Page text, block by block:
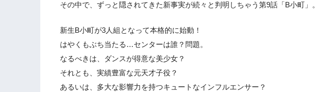
その中で、ずっと隠されてきた新事実が続々と判明しちゃう第9話「B小町」。
新生B小町が3人組となって本格的に始動！
はやくもぶち当たる…センターは誰？問題。
なるべきは、ダンスが得意な美少女？
それとも、実績豊富な元天才子役？
あるいは、多大な影響力を持つキュートなインフルエンサー？